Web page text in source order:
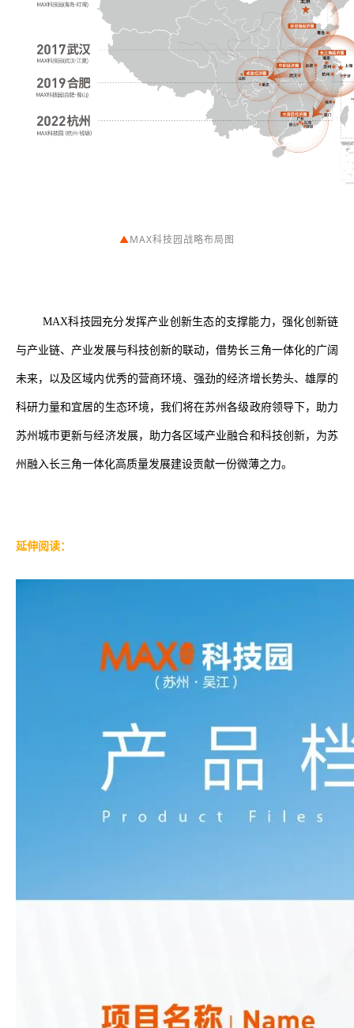
▲MAX科技园战略布局图
MAX科技园充分发挥产业创新生态的支撑能力，强化创新链
与产业链、产业发展与科技创新的联动，借势长三角一体化的广阔
未来，以及区域内优秀的营商环境、强劲的经济增长势头、雄厚的
科研力量和宜居的生态环境，我们将在苏州各级政府领导下，助力
苏州城市更新与经济发展，助力各区域产业融合和科技创新，为苏
州融入长三角一体化高质量发展建设贡献一份微薄之力。
延伸阅读：